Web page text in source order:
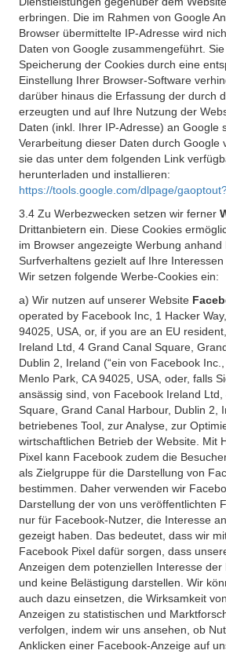
erbringen. Die im Rahmen von Google
Browser übermittelte IP-Adresse wird
Daten von Google zusammengeführt.
Speicherung der Cookies durch eine
Einstellung Ihrer Browser-Software
darüber hinaus die Erfassung der durch
erzeugten und auf Ihre Nutzung der
Daten (inkl. Ihrer IP-Adresse) an Google
Verarbeitung dieser Daten durch Google
sie das unter dem folgenden Link
herunterladen und installieren:
https://tools.google.com/dlpage/
3.4 Zu Werbezwecken setzen wir ferner
Drittanbietern ein. Diese Cookies
im Browser angezeigte Werbung anhand
Surfverhaltens gezielt auf Ihre Interessen
Wir setzen folgende Werbe-Cookies ein:
a) Wir nutzen auf unserer Website
operated by Facebook Inc, 1 Hacker
94025, USA, or, if you are an EU
Ireland Ltd, 4 Grand Canal Square,
Dublin 2, Ireland (“ein von Facebook Inc.,
Menlo Park, CA 94025, USA, oder, falls
ansässig sind, von Facebook Ireland
Square, Grand Canal Harbour, Dublin 2,
betriebenes Tool, zur Analyse, zur
wirtschaftlichen Betrieb der Website. Mit
Pixel kann Facebook zudem die
als Zielgruppe für die Darstellung von
bestimmen. Daher verwenden wir
Darstellung der von uns veröffentlichten
nur für Facebook-Nutzer, die Interesse
gezeigt haben. Das bedeutet, dass wir
Facebook Pixel dafür sorgen, dass
Anzeigen dem potenziellen Interesse der
und keine Belästigung darstellen. Wir
auch dazu einsetzen, die Wirksamkeit
Anzeigen zu statistischen und
verfolgen, indem wir uns ansehen, ob
Anklicken einer Facebook-Anzeige auf